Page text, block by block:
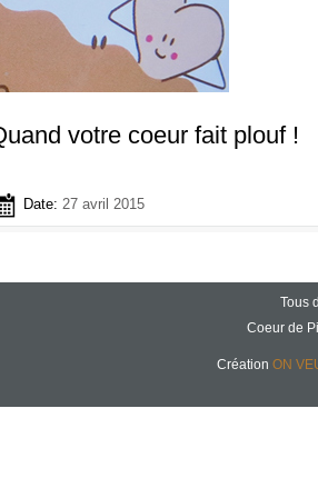
votre coeur fait plouf !
Date: 27 avril 2015
Tous
Coeur de
Création ON